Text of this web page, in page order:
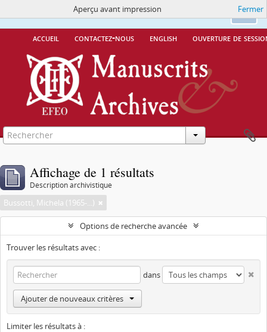
Ok
Ce site utilise des cookiesMore Info.
accueil contactez-nous english ouverture de
Aperçu avant impression Fermer
Affichage de 1 résultats
Description archivistique
Bussotti, Michela (1965-...)
Options de recherche avancée
Trouver les résultats avec :
dans
Ajouter de nouveaux critères
Limiter les résultats à :